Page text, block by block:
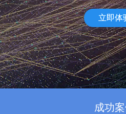
立即体
成功